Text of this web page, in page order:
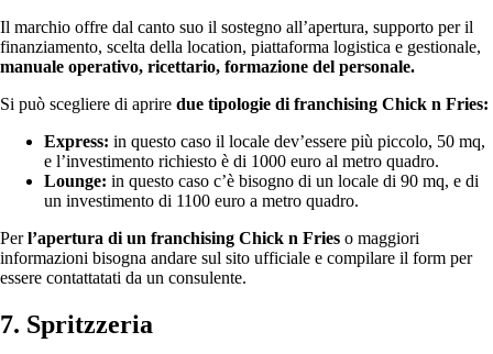
Il marchio offre dal canto suo il sostegno all’apertura, supporto per il
finanziamento, scelta della location, piattaforma logistica e gestionale,
manuale operativo, ricettario, formazione del personale.
Si può scegliere di aprire due tipologie di franchising Chick n Fries:
Express: in questo caso il locale dev’essere più piccolo, 50 mq,
e l’investimento richiesto è di 1000 euro al metro quadro.
Lounge: in questo caso c’è bisogno di un locale di 90 mq, e di
un investimento di 1100 euro a metro quadro.
Perl’apertura di un franchising Chick n Fries o maggiori
informazioni bisogna andare sul sito ufficiale e compilare il form per
essere contattatati da un consulente.
7. Spritzzeria